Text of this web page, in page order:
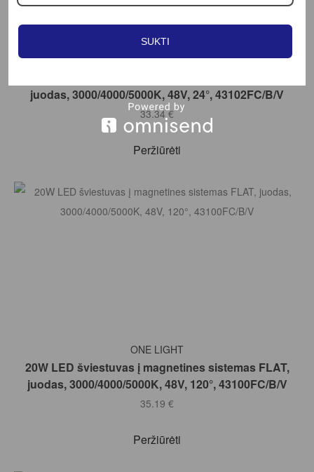
ONE LIGHT
juodas, 3000/4000/5000K, 48V, 24°, 43102FC/B/V
33.34€
Peržiūrėti
ONE LIGHT
20W LED šviestuvas į magnetines sistemas FLAT,
juodas, 3000/4000/5000K, 48V, 120°, 43100FC/B/V
35.19 €
Peržiūrėti
SUKTI